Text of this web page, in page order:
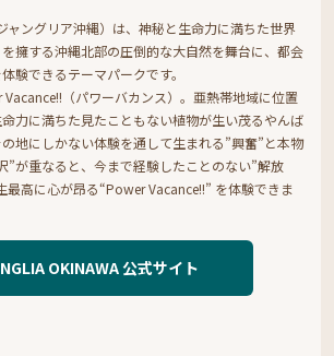
ャングリア沖縄）は、神秘と生命力に満ちた世界
擁する沖縄北部の圧倒的な大自然を舞台に、都会
験できるテーマパークです。
（パワーバカンス）。亜熱帯地域に位置
力に満ちた見たこともない植物が生い茂るやんば
地にしかない体験を通して生まれる”興奮”と本物
”が重なると、今まで経験したことのない”解放
最高に心が昂る“Power Vacance!!” を体験できま
OKINAWA 公式サイト